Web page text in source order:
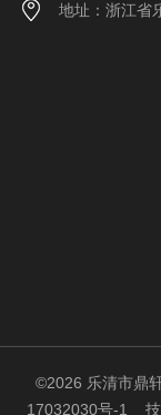
地址：浙江省
©2026 乐清市鼎
17032030号-1
技